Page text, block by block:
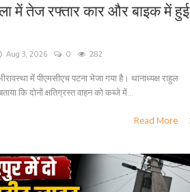
में तेज रफ्तार कार और बाइक में हुई
Aug 3, 2026 0 282
में पीएमसीएच पटना भेजा गया है। थानाध्यक्ष राहुल
कि दोनों क्षतिग्रस्त वाहन को कब्जे में...
Read More